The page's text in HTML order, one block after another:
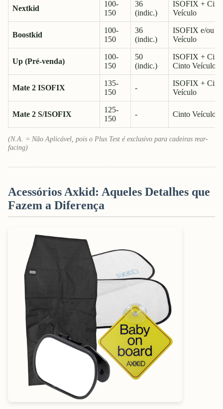
Nextkid
100-
150
36
(indic.)
ISOFIX +
Veículo
Boostkid
100-
150
36
(indic.)
ISOFIX e/ou
Veículo
Up (Pré-venda)
100-
150
50
(indic.)
ISOFIX +
Cinto Veículo
Mate 2 ISOFIX
135-
150
-
ISOFIX +
Veículo
Mate 2 S/ISOFIX
125-
150
- Cinto Veículo
(N.A. = Não Aplicável, pois o Plus Test é exclusivo para cadeiras rear-
facing)
Acessórios Axkid: Aqueles Detalhes que
Fazem a Diferença